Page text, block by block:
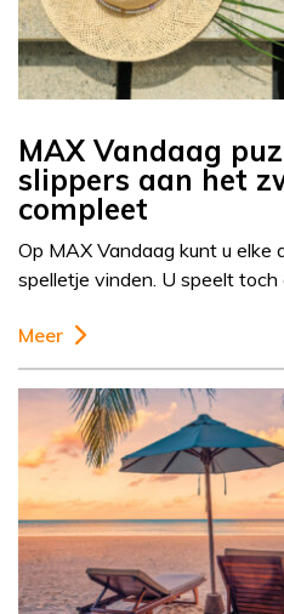
MAX Vandaag
slippers aan het
compleet
Op MAX Vandaag kunt u elke
spelletje vinden. U speelt
Meer